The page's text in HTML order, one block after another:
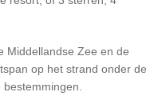
Middellandse Zee en de
op het strand onder de